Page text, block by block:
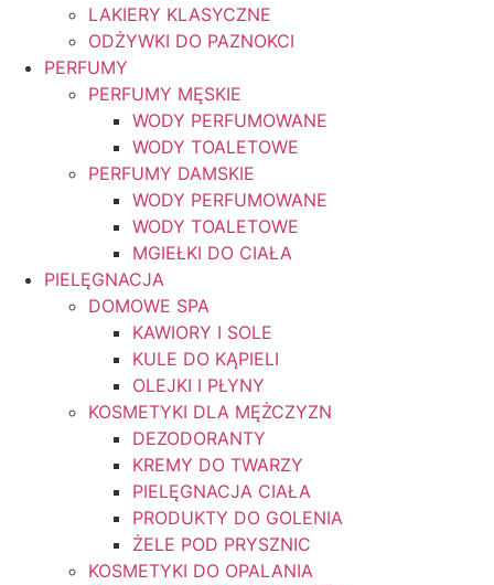
LAKIERY KLASYCZNE
ODŻYWKI DO PAZNOKCI
PERFUMY
PERFUMY MĘSKIE
WODY PERFUMOWANE
WODY TOALETOWE
PERFUMY DAMSKIE
WODY PERFUMOWANE
WODY TOALETOWE
MGIEŁKI DO CIAŁA
PIELĘGNACJA
DOMOWE SPA
KAWIORY I SOLE
KULE DO KĄPIELI
OLEJKI I PŁYNY
KOSMETYKI DLA MĘŻCZYZN
DEZODORANTY
KREMY DO TWARZY
PIELĘGNACJA CIAŁA
PRODUKTY DO GOLENIA
ŻELE POD PRYSZNIC
KOSMETYKI DO OPALANIA